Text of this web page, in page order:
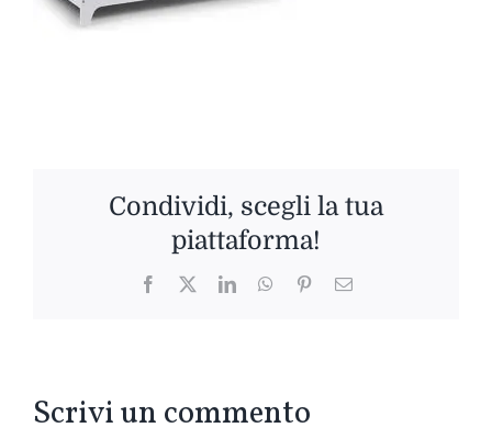
Condividi, scegli la tua
piattaforma!
Facebook
TwitterLinkedInWhatsApp
PinterestEmail
Scrivi un commento